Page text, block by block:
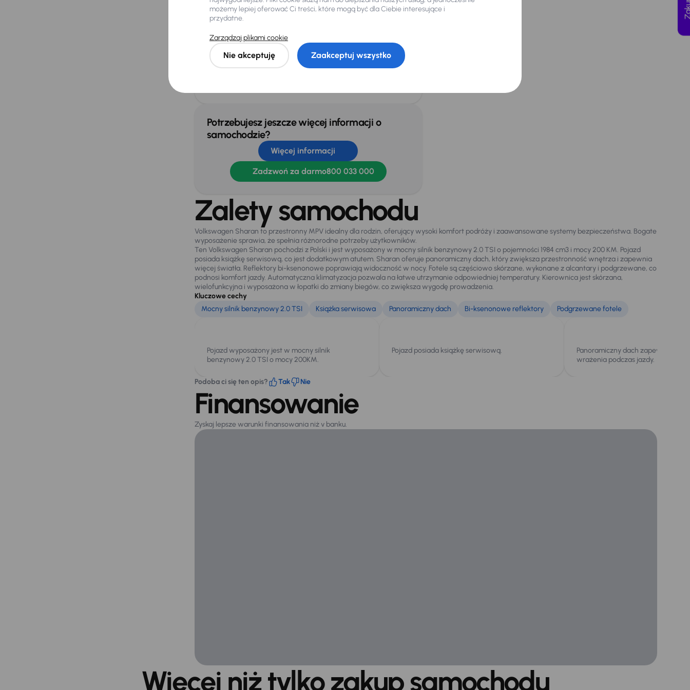
Relingi dachowe
Tylne swiatla LED
Potrzebujesz jeszcze więcej informacji o
samochodzie?
Więcej informacji
Zadzwoń za darmo800 033 000
Zalety samochodu
Volkswagen Sharan to przestronny MPV idealny dla rodzin, oferujący wysoki komfort podróży i zaawansowane systemy bezpieczeństwa. Bogate
wyposażenie sprawia, że spełnia różnorodne potrzeby użytkowników.
Ten Volkswagen Sharan pochodzi z Polski i jest wyposażony w mocny silnik benzynowy 2.0 TSI o pojemności 1984 cm3 i mocy 200 KM. Pojazd
posiada książkę serwisową, co jest dodatkowym atutem. Sharan oferuje panoramiczny dach, który zwiększa przestronność wnętrza i zapewnia
więcej światła. Reflektory bi-ksenonowe poprawiają widoczność w nocy. Fotele są częściowo skórzane, wykonane z alcantary i podgrzewane, co
podnosi komfort jazdy. Automatyczna klimatyzacja pozwala na łatwe utrzymanie odpowiedniej temperatury. Kierownica jest skórzana,
wielofunkcyjna i wyposażona w łopatki do zmiany biegów, co zwiększa wygodę prowadzenia.
Kluczowe cechy
Mocny silnik benzynowy 2.0 TSI
Książka serwisowa Panoramiczny dach Bi-ksenonowe reflektory Podgrzewane fotele
Pojazd wyposażony jest w mocny silnik
benzynowy 2.0 TSI o mocy 200KM.
Pojazd posiada książkę serwisową.
Panoramiczny dach zapewnia
wrażenia podczas jazdy.
Podoba ci się ten opis? Tak Nie
Finansowanie
Zyskaj lepsze warunki finansowania niż v banku.
Więcej niż tylko zakup samochodu
możemy lepiej oferować Ci treści, które mogą być dla Ciebie interesujące i
przydatne.
Zarządzaj plikami cookie
Nie akceptuję Zaakceptuj wszystko